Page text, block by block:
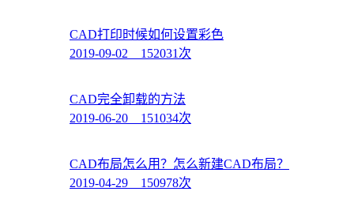
CAD打印时候如何设置彩色
2019-09-02 152031次
CAD完全卸载的方法
2019-06-20 151034次
CAD布局怎么用？怎么新建CAD布局？
2019-04-29 150978次